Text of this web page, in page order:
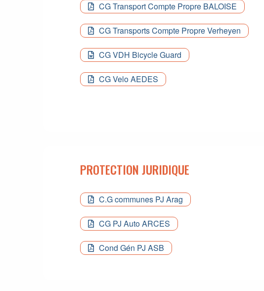
CG Transport Compte Propre BALOISE
CG Transports Compte Propre Verheyen
CG VDH Bicycle Guard
CG Velo AEDES
PROTECTION JURIDIQUE
C.G communes PJ Arag
CG PJ Auto ARCES
Cond Gén PJ ASB